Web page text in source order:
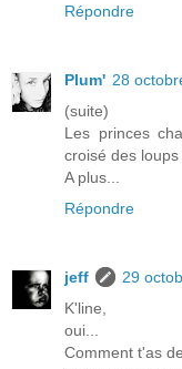
Répondre
Plum' 28
(suite)
Les princes
croisé des
A plus...
Répondre
jeff
29
K'line,
oui...
Comment t'as